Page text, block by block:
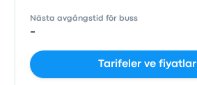
Nästa avgångstid för buss
-
Tarifeler ve fiyatlar